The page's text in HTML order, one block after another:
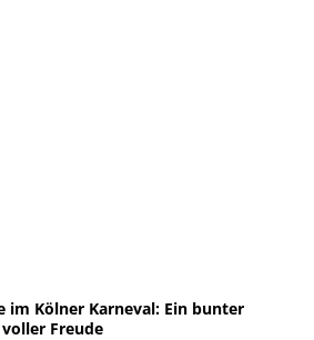
im Kölner Karneval: Ein bunter
Freude